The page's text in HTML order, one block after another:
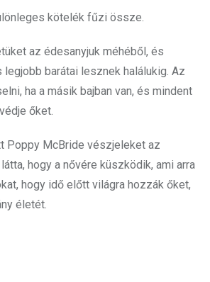
kötelék fűzi össze.
az édesanyjuk méhéből, és
barátai lesznek halálukig. Az
ha a másik bajban van, és mindent
őket.
Poppy McBride vészjeleket az
hogy a nővére küszködik, ami arra
hogy idő előtt világra hozzák őket,
életét.